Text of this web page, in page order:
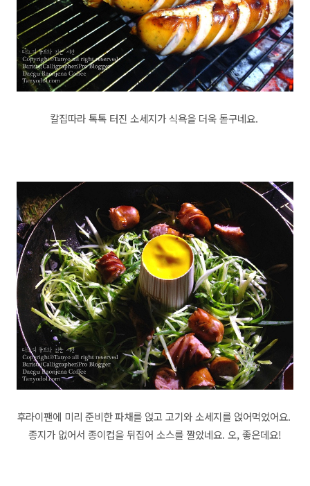
칼집따라 톡톡 터진 소세지가 식욕을 더욱 돋구네요.
후라이팬에 미리 준비한 파채를 얹고 고기와 소세지를 얹어먹었어요.
종지가 없어서 종이컵을 뒤집어 소스를 짤았네요. 오, 좋은데요!